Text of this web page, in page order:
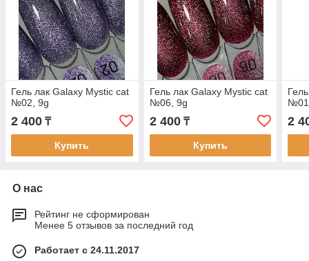
Гель лак Galaxy Mystic cat
№02, 9g
2 400 ₸
Купить
Гель лак Galaxy Mystic cat
№06, 9g
2 400₸
Купить
2
О нас
Рейтинг не сформирован
Менее 5 отзывов за последний год
Работает с 24.11.2017